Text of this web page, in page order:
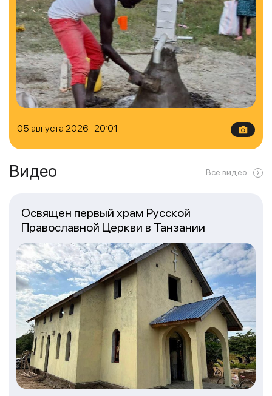
05 августа 2026 20:01
Видео Все видео
Освящен первый храм Русской
Православной Церкви в Танзании